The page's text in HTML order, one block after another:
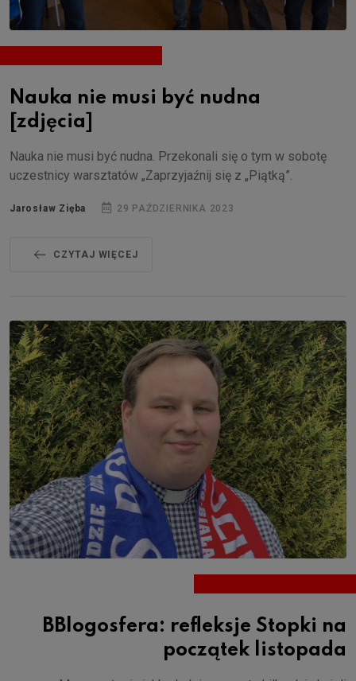
Nauka nie musi być nudna
[zdjęcia]
Nauka nie musi być nudna. Przekonali się o tym w sobotę
uczestnicy warsztatów „Zaprzyjaźnij się z „Piątką”.
Jarosław Zięba 29 PAŹDZIERNIKA 2023
CZYTAJ WIĘCEJ
BBlogosfera: refleksje Stopki na
początek listopada